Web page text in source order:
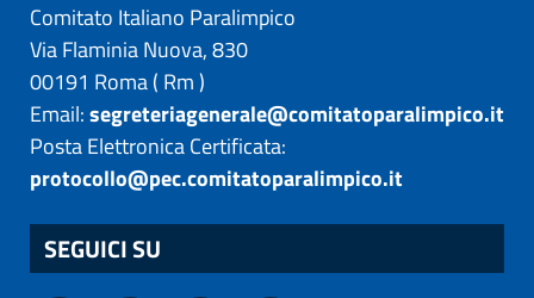
Comitato Italiano Paralimpico
Via Flaminia Nuova, 830
00191 Roma( Rm)
Email:segreteriagenerale@comitatoparalimpico.it
Posta Elettronica Certificata:
protocollo@pec.comitatoparalimpico.it
SEGUICI SU